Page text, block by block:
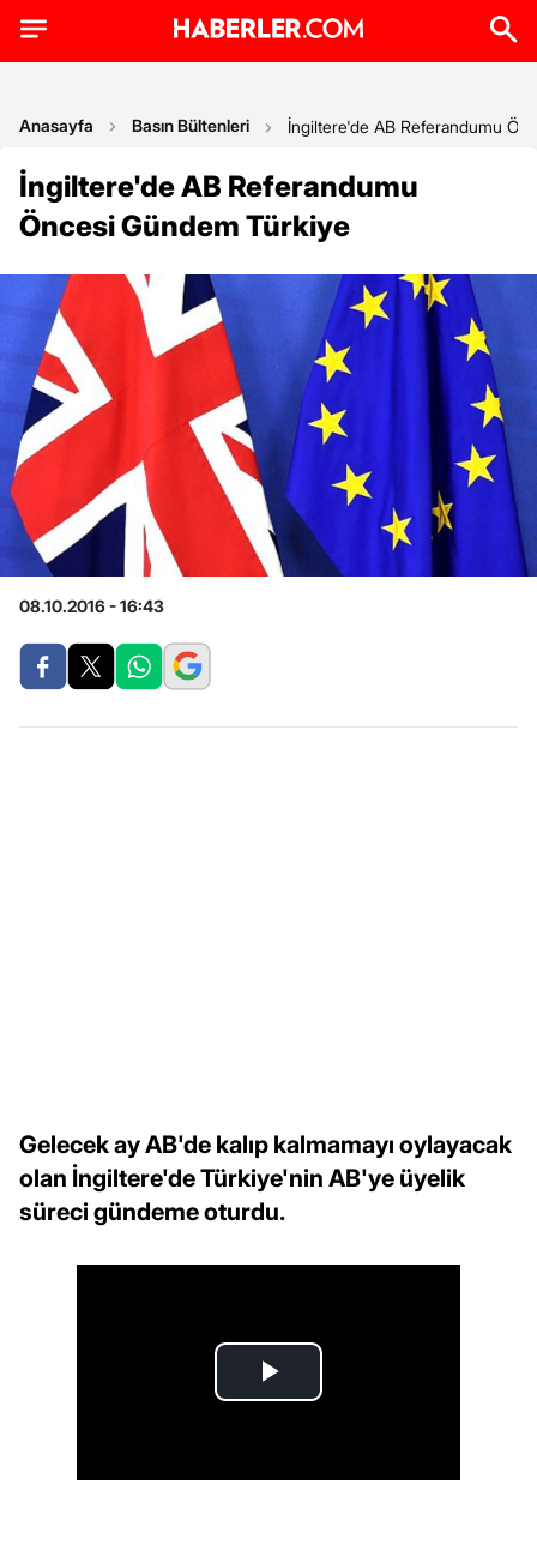
Anasayfa Basın Bültenleri İngiltere'de AB Referandumu
İngiltere'de AB Referandumu
Öncesi Gündem Türkiye
08.10.2016 - 16:43
Gelecek ay AB'de kalıp kalmamayı oylayacak
olan İngiltere'de Türkiye'nin AB'ye üyelik
süreci gündeme oturdu.